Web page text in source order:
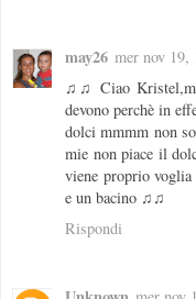
may26 mer nov 19,
♫♫ Ciao
devono perchè in
dolci mmmm non
mie non piace il
viene proprio
e un bacino ♫♫
Rispondi